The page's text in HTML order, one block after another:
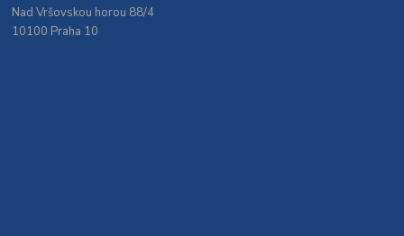
Nad Vršovskou horou 88/4
10100 Praha 10